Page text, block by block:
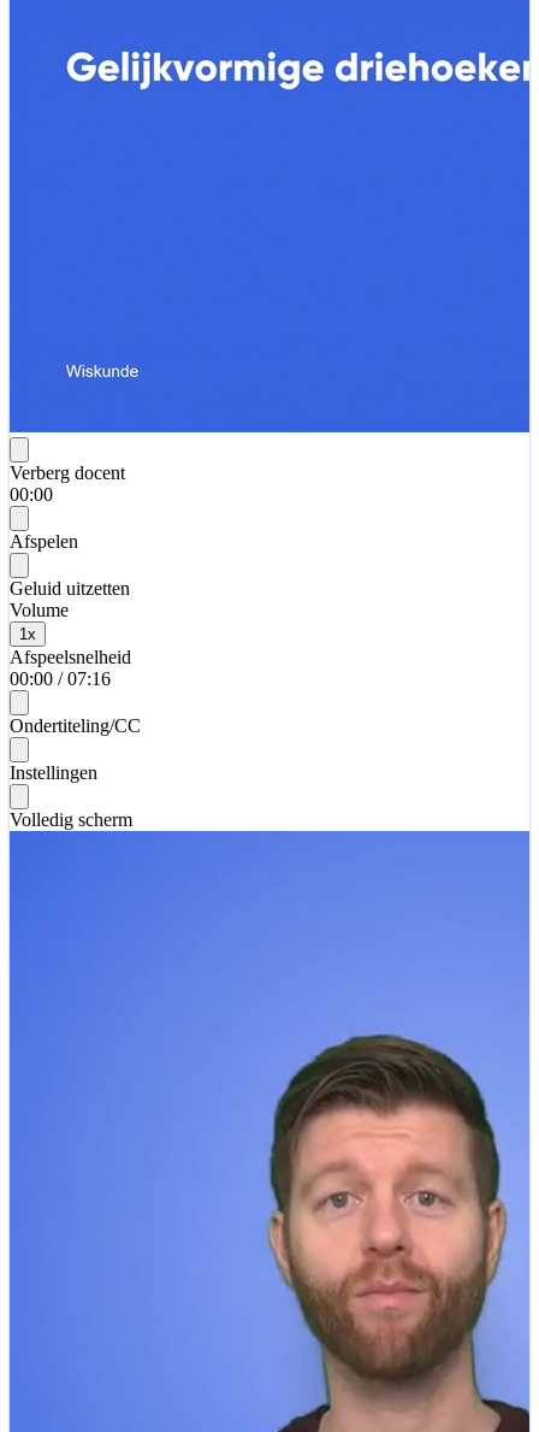
Verberg docent
00:00
Afspelen
Geluid uitzetten
Volume
1x
Afspeelsnelheid
00:00 / 07:16
Ondertiteling/CC
Instellingen
Volledig scherm